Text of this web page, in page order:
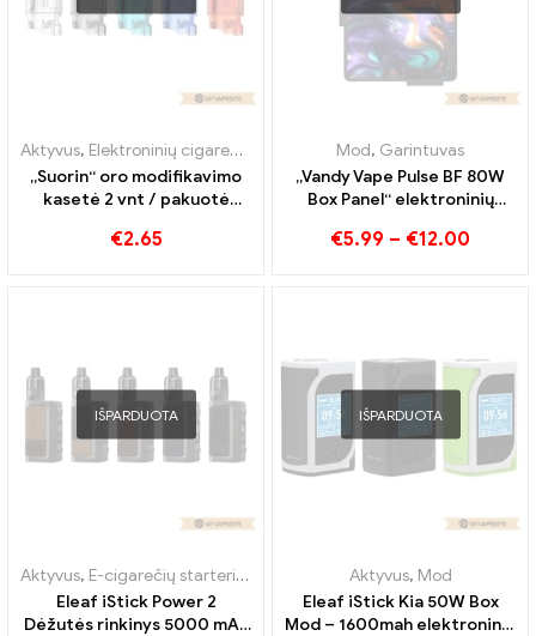
Aktyvus, Elektroninių cigarečių priedai Mod,Garintuvas
„Suorin“ oro modifikavimo
kasetė 2 vnt / pakuotė
didmeninė prekyba 丨
€2.65
Mod, Garintuvas
„Vandy Vape Pulse BF 80W
Box Panel“ elektroninių
prekyba 丨Customed
€5.99 – €12.00
IŠPARDUOTA
Aktyvus, E-cigarečių starteris ,
Eleaf iStick Power 2
Dėžutės rinkinys 5000 mAh
IŠPARDUOTA
Aktyvus, Mod
Eleaf iStick Kia 50W Box
Mod – 1600mah elektroninių